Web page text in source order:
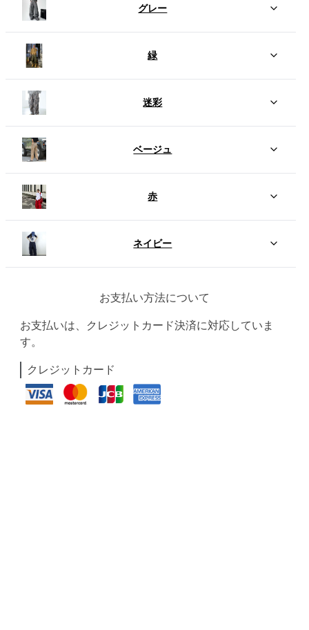
グレー
緑
迷彩
ベージュ
赤
ネイビー
お支払い方法について
お支払いは、クレジットカード決済に対応していま
す。
クレジットカード